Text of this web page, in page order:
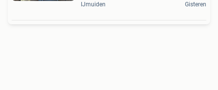
IJmuiden Gisteren